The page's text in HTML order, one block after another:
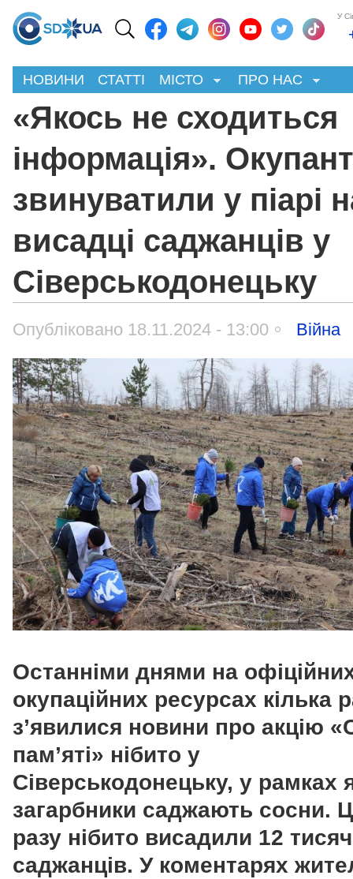
У
НОВИНИ СТАТТІ МІСТО ПРО НАС
«Якось не сходиться
інформація».
звинуватили у піарі
висадці саджанців у
Сіверськодонецьку
Опубліковано 18.11.2024 - 13:00 Війна
Останніми днями на
окупаційних ресурсах кілька
з’явилися новини про акцію
пам’яті» нібито у
Сіверськодонецьку, у рамках
загарбники саджають сосни.
разу нібито висадили 12 тисяч
саджанців. У коментарях